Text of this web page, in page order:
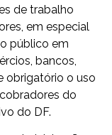
de trabalho
em especial
público em
bancos,
obrigatório o uso
do
do DF.